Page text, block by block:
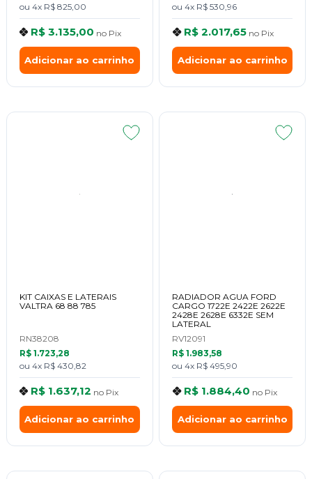
ou 4x R$ 825,00
R$ 3.135,00 no Pix
Adicionar ao carrinho
ou 4x R$ 530,96
R$ 2.017,65 no Pix
Adicionar ao carrinho
KIT CAIXAS E LATERAIS
VALTRA 68 88 785
RN38208
R$ 1.723,28
ou 4x R$ 430,82
R$ 1.637,12 no Pix
Adicionar ao carrinho
RADIADOR AGUA FORD
CARGO 1722E 2422E 2622E
2428E 2628E 6332E SEM
LATERAL
RV12091
R$ 1.983,58
ou 4x R$ 495,90
R$ 1.884,40 no Pix
Adicionar ao carrinho